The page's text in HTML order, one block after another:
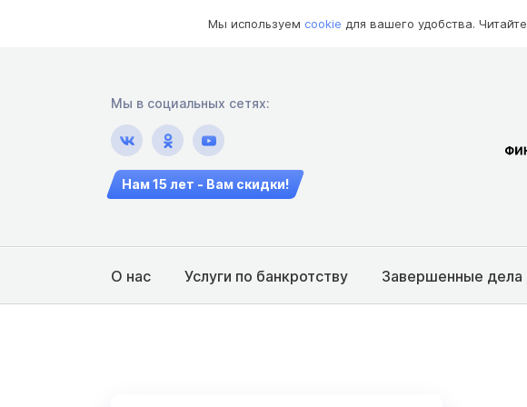
Мы используем cookie для вашего удобства. Читайте
Мы в социальных сетях:
Нам 15 лет - Вам скидки!
О нас Услуги по банкротству Завершенные дела